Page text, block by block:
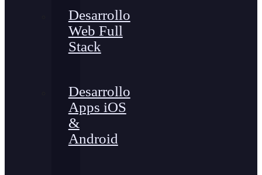
Desarrollo
Web Full
Stack
Desarrollo
Apps iOS
&
Android